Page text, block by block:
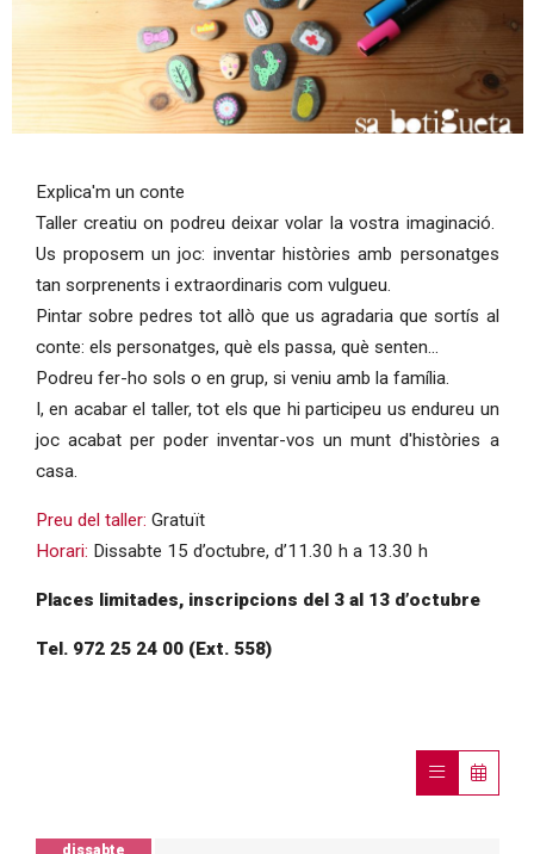
Explica'm un conte
Taller creatiu on podreu deixar volar la vostra imaginació.
Us proposem un joc: inventar històries amb personatges
tan sorprenents i extraordinaris com vulgueu.
Pintar sobre pedres tot allò que us agradaria que sortís al
conte: els personatges, què els passa, què senten...
Podreu fer-ho sols o en grup, si veniu amb la família.
I, en acabar el taller, tot els que hi participeu us endureu un
joc acabat per poder inventar-vos un munt d'històries a
casa.
Preu del taller: Gratuït
Horari: Dissabte 15 d’octubre, d’11.30 h a 13.30 h
Places limitades, inscripcions del 3 al 13 d’octubre
Tel. 972 25 24 00 (Ext. 558)
dissabte